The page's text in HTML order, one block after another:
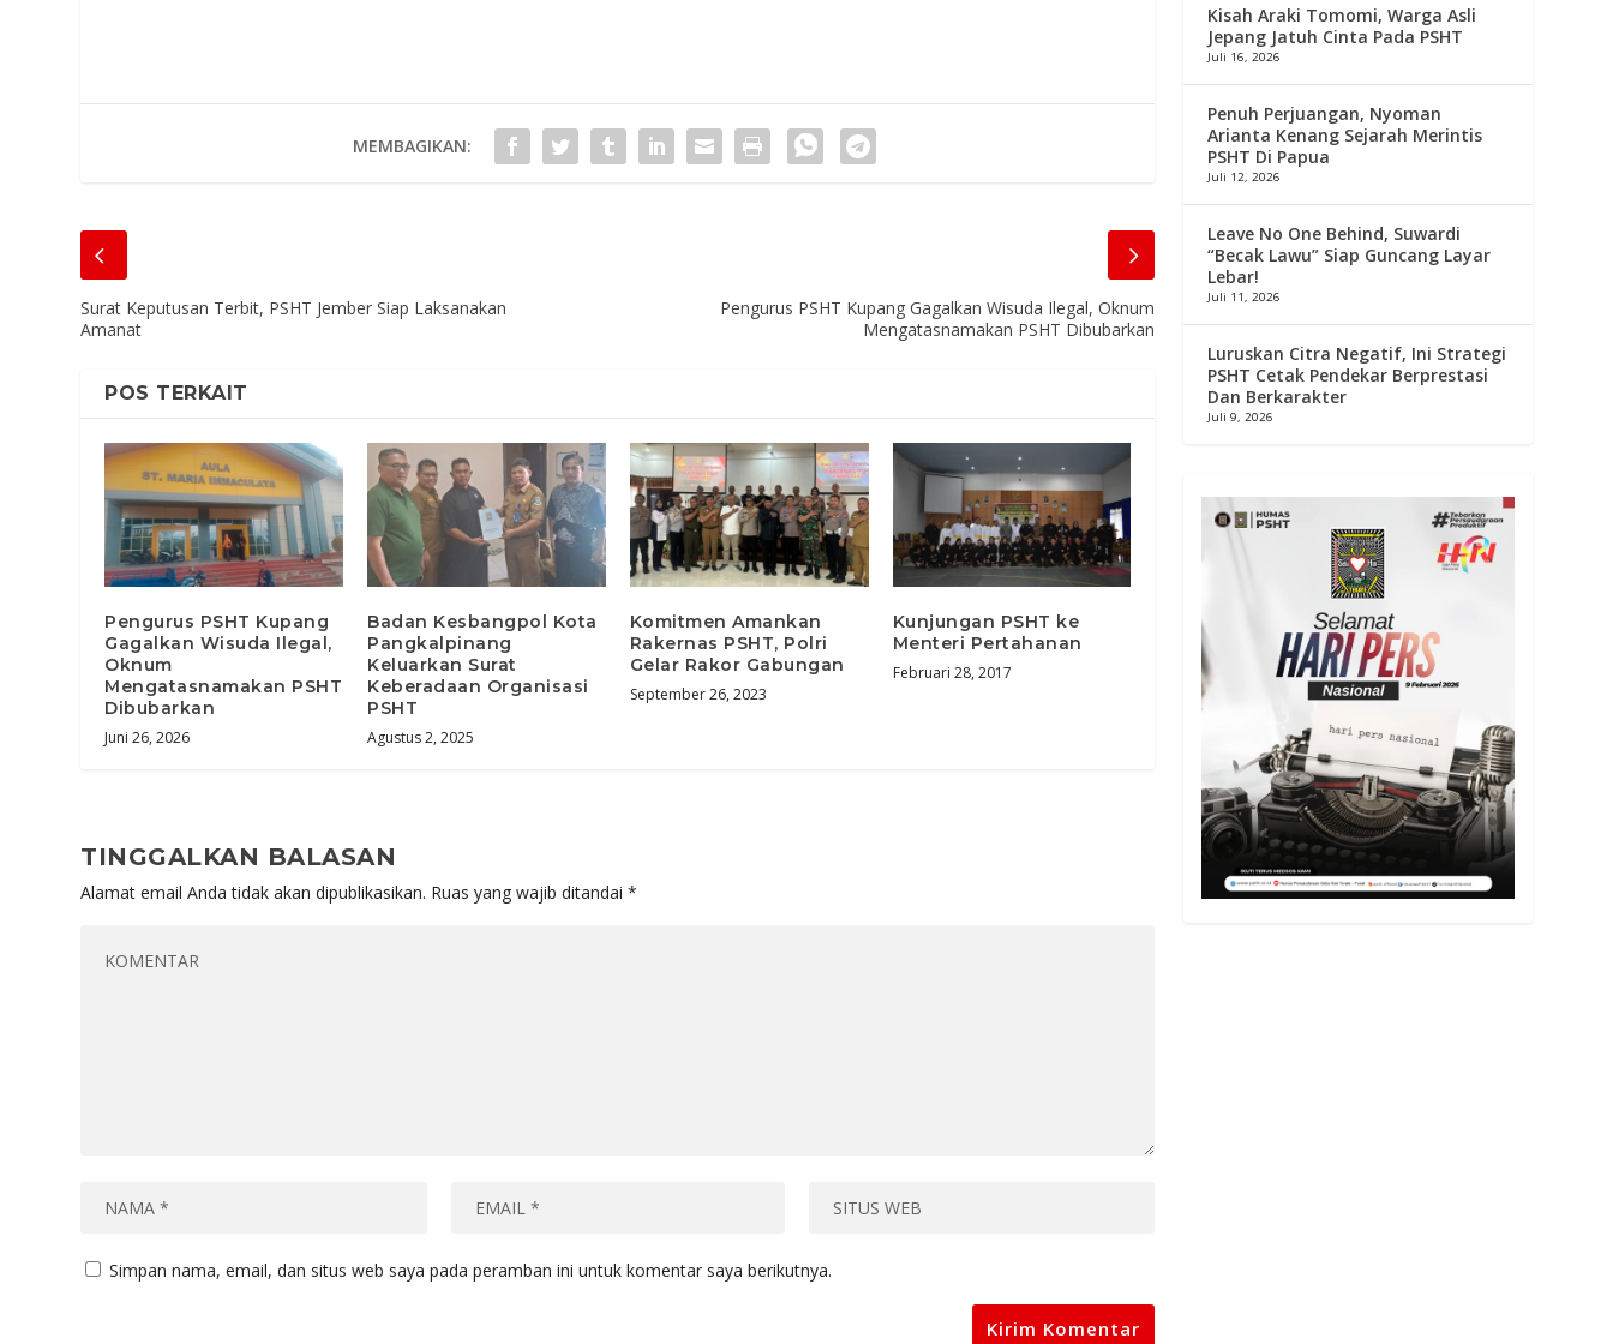
MEMBAGIKAN:
Surat Keputusan Terbit, PSHT Jember Siap Laksanakan
Amanat
Pengurus PSHT Kupang Gagalkan Wisuda Ilegal, Oknum
Mengatasnamakan PSHT Dibubarkan
POS TERKAIT
Pengurus PSHT Kupang
Gagalkan Wisuda Ilegal,
Oknum
Mengatasnamakan PSHT
Dibubarkan
Juni 26, 2026
Badan Kesbangpol Kota
Pangkalpinang
Keluarkan Surat
Keberadaan Organisasi
PSHT
Agustus 2, 2025
Komitmen Amankan
Rakernas PSHT, Polri
Gelar Rakor Gabungan
September 26, 2023
Kunjungan PSHT ke
Menteri Pertahanan
Februari 28, 2017
TINGGALKAN BALASAN
Alamat email Anda tidak akan dipublikasikan. Ruas yang wajib ditandai*
Simpan nama, email, dan situs web saya pada peramban ini untuk komentar saya berikutnya.
Kisah Araki Tomomi, Warga Asli
Jepang Jatuh Cinta Pada PSHT
Juli 16, 2026
Penuh Perjuangan, Nyoman
Arianta Kenang Sejarah Merintis
PSHT Di Papua
Juli 12, 2026
Leave No One Behind, Suwardi
“Becak Lawu” Siap Guncang Layar
Lebar!
Juli 11, 2026
Luruskan Citra Negatif, Ini Strategi
PSHT Cetak Pendekar Berprestasi
Dan Berkarakter
Juli 9, 2026